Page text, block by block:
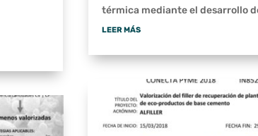
térmica mediante el desarrollo
LEER MÁS